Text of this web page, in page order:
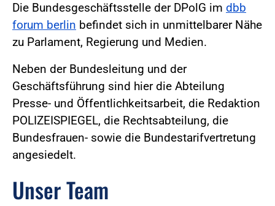
Die Bundesgeschäftsstelle der DPolG im dbb
forum berlin befindet sich in unmittelbarer Nähe
zu Parlament, Regierung und Medien.
Neben der Bundesleitung und der
Geschäftsführung sind hier die Abteilung
Presse- und Öffentlichkeitsarbeit, die Redaktion
POLIZEISPIEGEL, die Rechtsabteilung, die
Bundesfrauen- sowie die Bundestarifvertretung
angesiedelt.
Unser Team